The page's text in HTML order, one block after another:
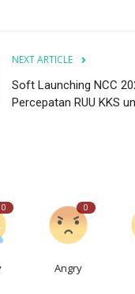
NEXT ARTICLE
Soft Launching NCC
Percepatan RUU KKS
0 0
Angry